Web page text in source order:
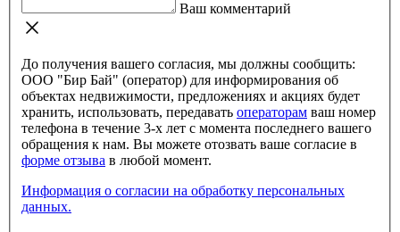
Ваш комментарий
До получения вашего согласия, мы должны сообщить:
ООО "Бир Бай" (оператор) для информирования об
объектах недвижимости, предложениях и акциях будет
хранить, использовать, передавать операторам
телефона в течение 3-х лет с момента последнего вашего
обращения к нам. Вы можете отозвать ваше согласие в
форме отзыва
в любой момент.
Информация о согласии на обработку персональных
данных.